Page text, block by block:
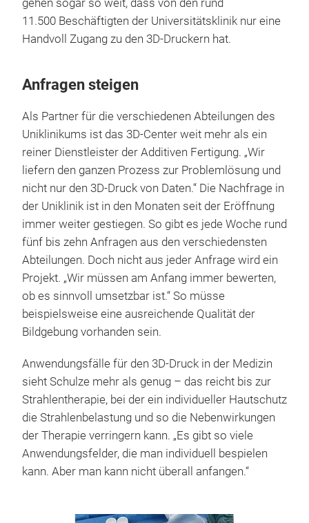
gehen sogar so weit, dass von den rund
11.500 Beschäftigten der Universitätsklinik nur eine
Handvoll Zugang zu den 3D-Druckern hat.
Anfragen steigen
Als Partner für die verschiedenen Abteilungen des
Uniklinikums ist das 3D-Center weit mehr als ein
reiner Dienstleister der Additiven Fertigung. „Wir
liefern den ganzen Prozess zur Problemlösung und
nicht nur den 3D-Druck von Daten.“ Die Nachfrage in
der Uniklinik ist in den Monaten seit der Eröffnung
immer weiter gestiegen. So gibt es jede Woche rund
fünf bis zehn Anfragen aus den verschiedensten
Abteilungen. Doch nicht aus jeder Anfrage wird ein
Projekt. „Wir müssen am Anfang immer bewerten,
ob es sinnvoll umsetzbar ist.“ So müsse
beispielsweise eine ausreichende Qualität der
Bildgebung vorhanden sein.
Anwendungsfälle für den 3D-Druck in der Medizin
sieht Schulze mehr als genug – das reicht bis zur
Strahlentherapie, bei der ein individueller Hautschutz
die Strahlenbelastung und so die Nebenwirkungen
der Therapie verringern kann. „Es gibt so viele
Anwendungsfelder, die man individuell bespielen
kann. Aber man kann nicht überall anfangen.“